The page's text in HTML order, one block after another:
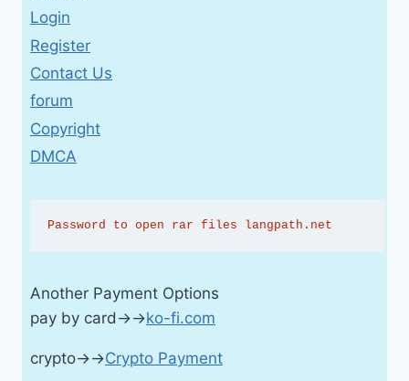
Login
Register
Contact Us
forum
Copyright
DMCA
Password to open rar files langpath.net
Another Payment Options
pay by card→→ko-fi.com
crypto→→Crypto Payment